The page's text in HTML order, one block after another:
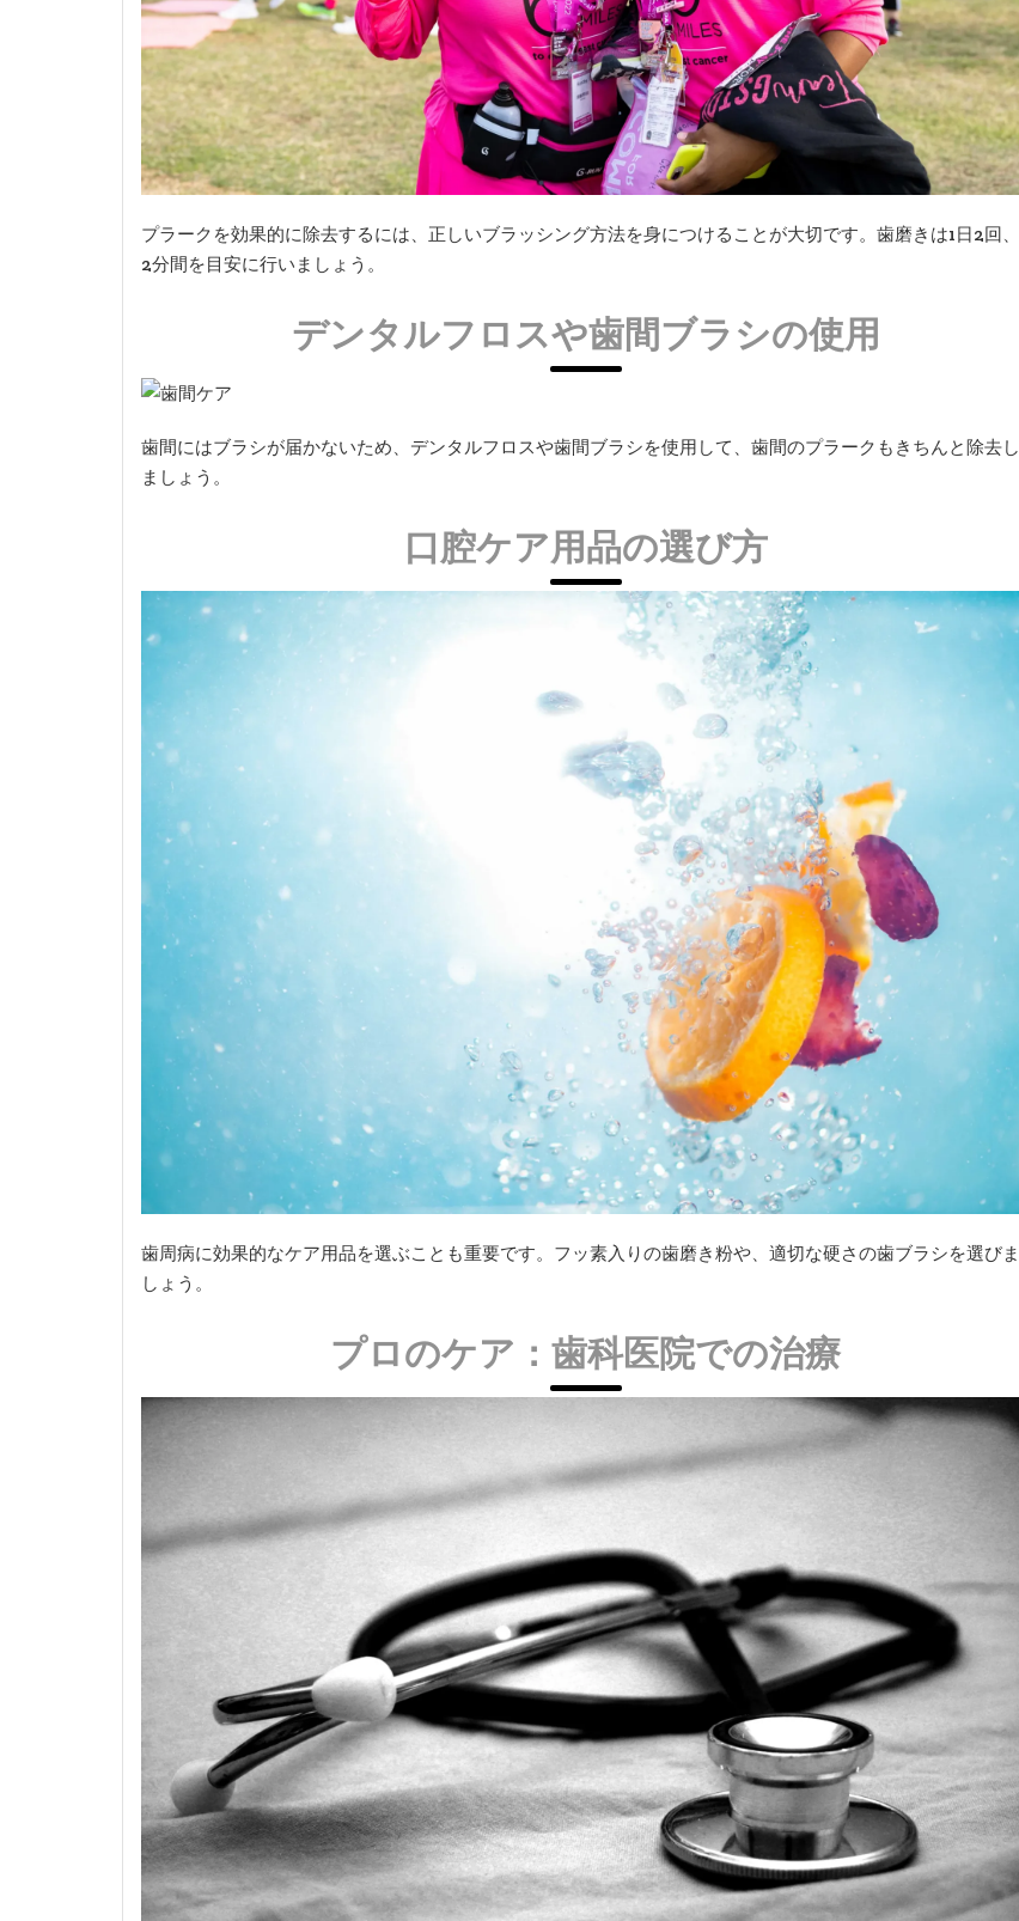
プラークを効果的に除去するには、正しいブラッシング方法を身につけることが大切です。歯磨きは1日2回、
2分間を目安に行いましょう。
デンタルフロスや歯間ブラシの使用
歯間にはブラシが届かないため、デンタルフロスや歯間ブラシを使用して、歯間のプラークもきちんと除去し
ましょう。
口腔ケア用品の選び方
歯周病に効果的なケア用品を選ぶことも重要です。フッ素入りの歯磨き粉や、適切な硬さの歯ブラシを選びま
しょう。
プロのケア：歯科医院での治療